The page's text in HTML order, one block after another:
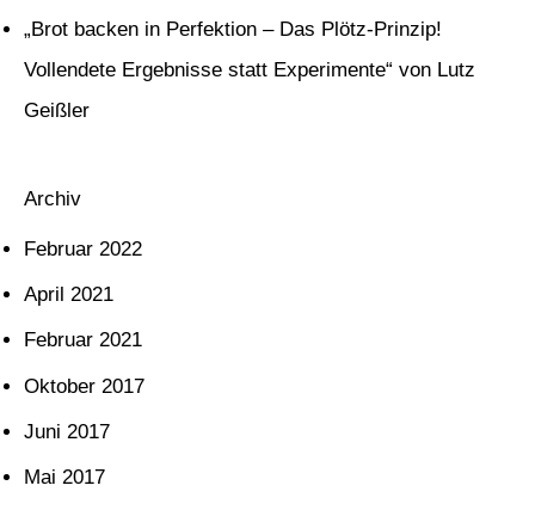
c
h
:
„Brot backen in Perfektion – Das Plötz-Prinzip!
Vollendete Ergebnisse statt Experimente“ von Lutz
Geißler
Archiv
Februar 2022
April 2021
Februar 2021
Oktober 2017
Juni 2017
Mai 2017